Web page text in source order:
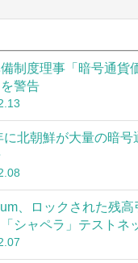
制度理事「暗号通貨
警告
に北朝鮮が大量の暗号
、ロックされた残
シャペラ」テストネ